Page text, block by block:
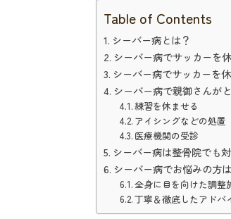
Table of Contents
シーバー病とは？
シーバー病でサッカーを
シーバー病でサッカーを
シーバー病で親御さんが
練習を休ませる
アイシングなどの処置
医療機関の受診
シーバー病は整骨院でも
シーバー病でお悩みの方
全身に目を向けた調整
丁寧＆徹底したアドバ